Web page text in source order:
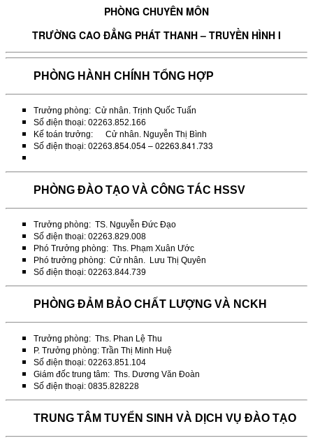
PHÒNG CHUYÊN MÔN
TRƯỜNG CAO ĐẲNG PHÁT THANH – TRUYỀN HÌNH I
PHÒNG HÀNH CHÍNH TỔNG HỢP
Trưởng phòng: Cử nhân. Trịnh Quốc Tuấn
Số điện thoại: 02263.852.166
Kế toán trưởng: Cử nhân. Nguyễn Thị Bình
Số điện thoại: 02263.854.054 – 02263.841.733
PHÒNG ĐÀO TẠO VÀ CÔNG TÁC HSSV
Trưởng phòng: TS. Nguyễn Đức Đạo
Số điện thoại: 02263.829.008
Phó Trưởng phòng: Ths. Phạm Xuân Ước
Phó trưởng phòng: Cử nhân. Lưu Thị Quyên
Số điện thoại: 02263.844.739
PHÒNG ĐẢM BẢO CHẤT LƯỢNG VÀ NCKH
Trưởng phòng: Ths. Phan Lệ Thu
P. Trưởng phòng: Trần Thị Minh Huệ
Số điện thoại: 02263.851.104
Giám đốc trung tâm: Ths. Dương Văn Đoàn
Số điện thoại: 0835.828228
TRUNG TÂM TUYỂN SINH VÀ DỊCH VỤ ĐÀO TẠO